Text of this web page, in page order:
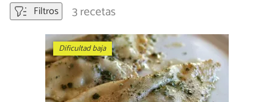
Filtros
3 recetas
Dificultad baja